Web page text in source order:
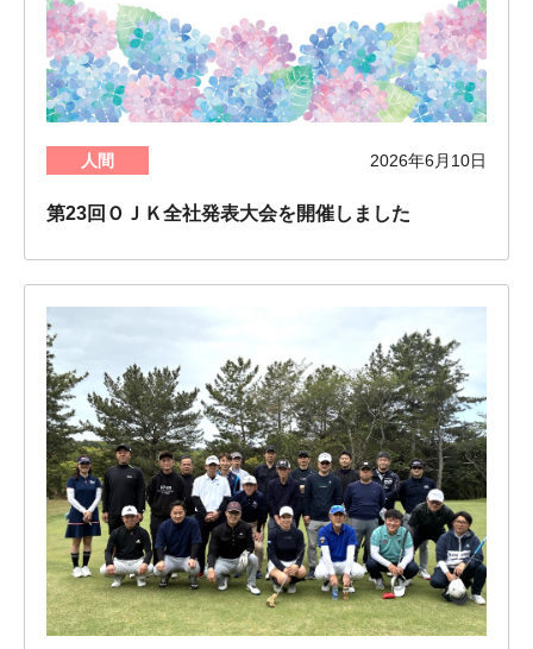
人間 2026年6月10日
第23回ＯＪＫ全社発表大会を開催しました